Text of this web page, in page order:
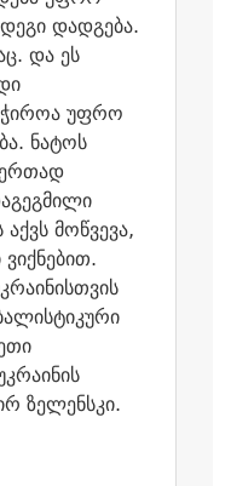
დადგება.
და ეს
უფრო
ნატოს
აქვს მოწვევა,
ზელენსკი.